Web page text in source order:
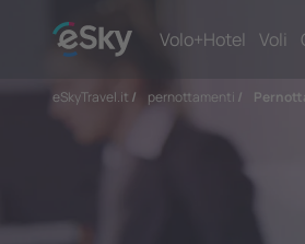
Volo+Hotel Voli
eSkyTravel.it / pernottamenti /